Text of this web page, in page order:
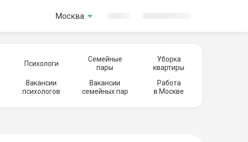
Москва
Психологи
Семейные
пары
Уборка
квартиры
Вакансии
психологов
Вакансии
семейных пар
Работа
в Москве